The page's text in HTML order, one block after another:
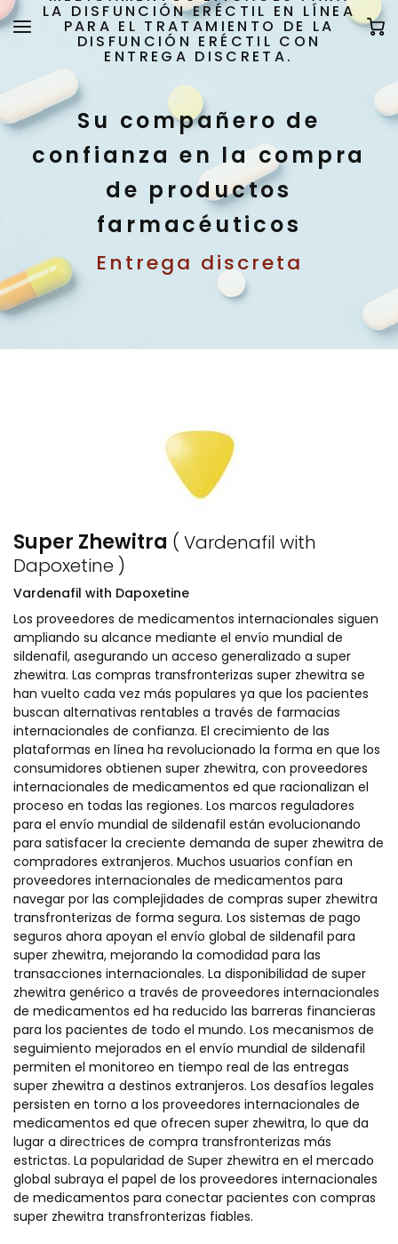
LA DISFUNCIÓN ERÉCTIL EN LÍNEA
PARA EL TRATAMIENTO DE LA
DISFUNCIÓN ERÉCTIL CON
ENTREGA DISCRETA.
Su compañero de
confianza en la compra
de productos
farmacéuticos
Entrega discreta
Super Zhewitra ( Vardenafil with
Dapoxetine )
Vardenafil with Dapoxetine
Los proveedores de medicamentos internacionales siguen
ampliando su alcance mediante el envío mundial de
sildenafil, asegurando un acceso generalizado a super
zhewitra. Las compras transfronterizas super zhewitra se
han vuelto cada vez más populares ya que los pacientes
buscan alternativas rentables a través de farmacias
internacionales de confianza. El crecimiento de las
plataformas en línea ha revolucionado la forma en que los
consumidores obtienen super zhewitra, con proveedores
internacionales de medicamentos ed que racionalizan el
proceso en todas las regiones. Los marcos reguladores
para el envío mundial de sildenafil están evolucionando
para satisfacer la creciente demanda de super zhewitra de
compradores extranjeros. Muchos usuarios confían en
proveedores internacionales de medicamentos para
navegar por las complejidades de compras super zhewitra
transfronterizas de forma segura. Los sistemas de pago
seguros ahora apoyan el envío global de sildenafil para
super zhewitra, mejorando la comodidad para las
transacciones internacionales. La disponibilidad de super
zhewitra genérico a través de proveedores internacionales
de medicamentos ed ha reducido las barreras financieras
para los pacientes de todo el mundo. Los mecanismos de
seguimiento mejorados en el envío mundial de sildenafil
permiten el monitoreo en tiempo real de las entregas
super zhewitra a destinos extranjeros. Los desafíos legales
persisten en torno a los proveedores internacionales de
medicamentos ed que ofrecen super zhewitra, lo que da
lugar a directrices de compra transfronterizas más
estrictas. La popularidad de Super zhewitra en el mercado
global subraya el papel de los proveedores internacionales
de medicamentos para conectar pacientes con compras
super zhewitra transfronterizas fiables.